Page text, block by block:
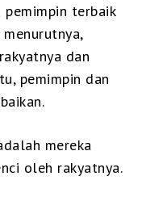
terbaik
dan
pemimpin dan
mereka
oleh rakyatnya.